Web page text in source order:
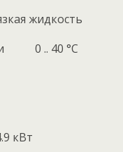
жидкость
0 .. 40 °C
кВт